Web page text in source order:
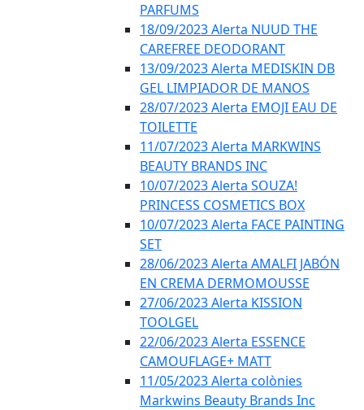
PARFUMS
18/09/2023 Alerta NUUD THE
CAREFREE DEODORANT
13/09/2023 Alerta MEDISKIN DB
GEL LIMPIADOR DE MANOS
28/07/2023 Alerta EMOJI EAU DE
TOILETTE
11/07/2023 Alerta MARKWINS
BEAUTY BRANDS INC
10/07/2023 Alerta SOUZA!
PRINCESS COSMETICS BOX
10/07/2023 Alerta FACE PAINTING
SET
28/06/2023 Alerta AMALFI JABÓN
EN CREMA DERMOMOUSSE
27/06/2023 Alerta KISSION
TOOLGEL
22/06/2023 Alerta ESSENCE
CAMOUFLAGE+ MATT
11/05/2023 Alerta colònies
Markwins Beauty Brands Inc